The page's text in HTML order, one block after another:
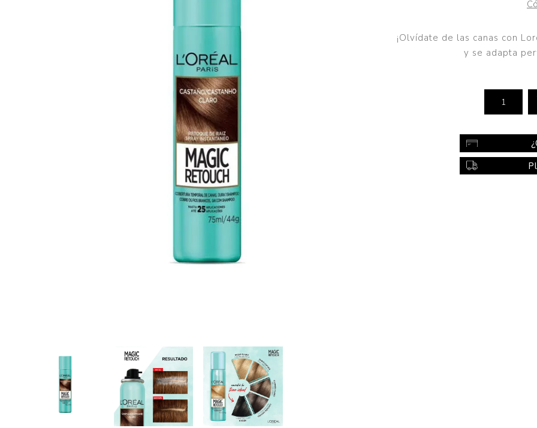
Cuidado Personal
Cuidado de la piel
Higiene personal
Higiene Bucal
Cuidado Capilar
Protección Femenina
Incontinencia
¡Olvídate de las canas con
y se adapta